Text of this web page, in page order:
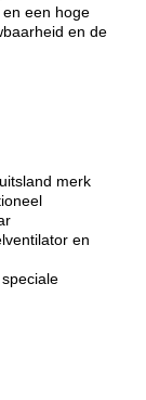
een hoge
en de
merk
en